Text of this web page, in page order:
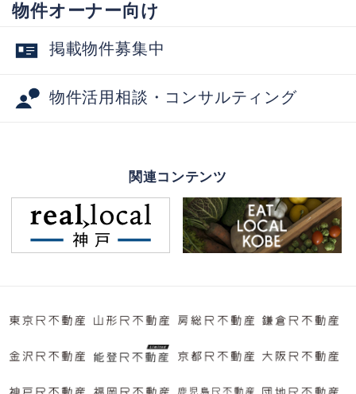
物件オーナー向け
掲載物件募集中
物件活用相談・コンサルティング
関連コンテンツ